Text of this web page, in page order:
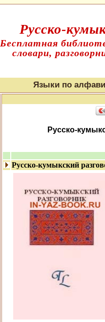
Русско-
Бесплатная
словари,
Языки по
Русско-
Русско-кумыкский